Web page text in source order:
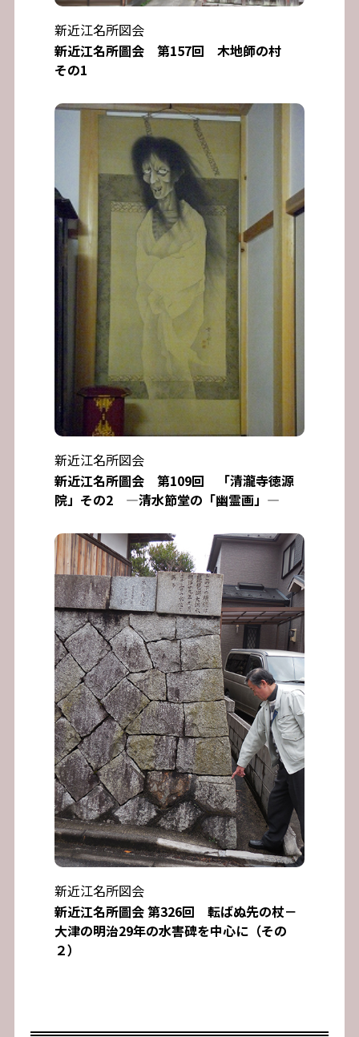
新近江名所図会
新近江名所圖会 第157回 木地師の村
その1
新近江名所図会
新近江名所圖会 第109回 「清瀧寺徳源
院」その2 ―清水節堂の「幽霊画」―
新近江名所図会
新近江名所圖会 第326回 転ばぬ先の杖－
大津の明治29年の水害碑を中心に（その
２）